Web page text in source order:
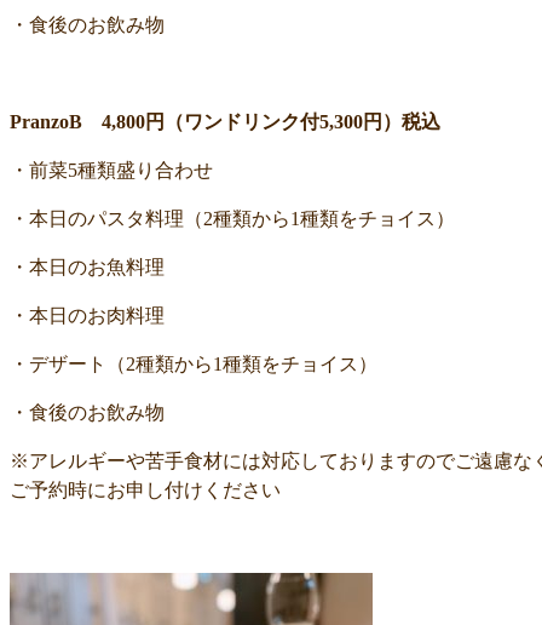
・食後のお飲み物
PranzoB 4,800円（ワンドリンク付5,300円）税込
・前菜5種類盛り合わせ
・本日のパスタ料理（2種類から1種類をチョイス）
・本日のお魚料理
・本日のお肉料理
・デザート（2種類から1種類をチョイス）
・食後のお飲み物
※アレルギーや苦手食材には対応しておりますのでご遠慮な
ご予約時にお申し付けください